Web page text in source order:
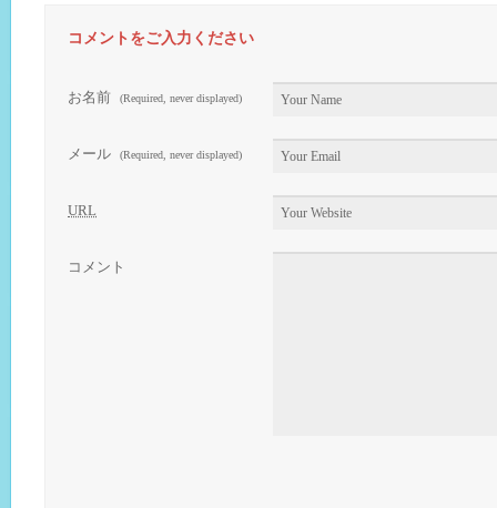
コメントをご入力ください
お名前 (Required, never displayed)
メール (Required, never displayed)
URL
コメント